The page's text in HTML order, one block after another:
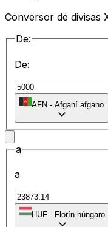
Conversor de divisas
De:
De:
AFN - Afganí afgano
a
a
HUF - Florín húngaro